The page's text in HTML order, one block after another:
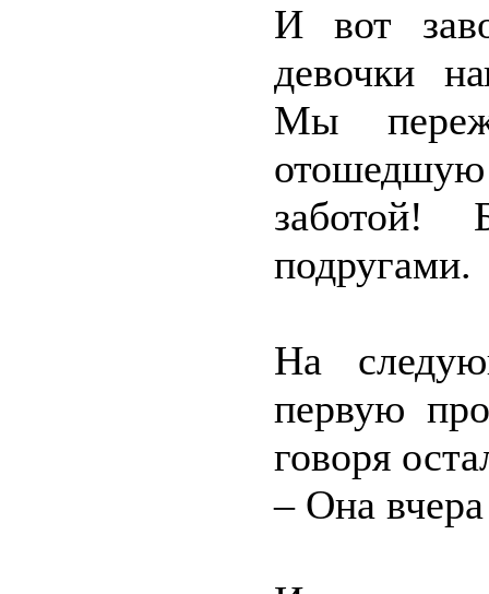
И вот
девочки
Мы
заботой!
подругами.
На
первую
говоря
– Она